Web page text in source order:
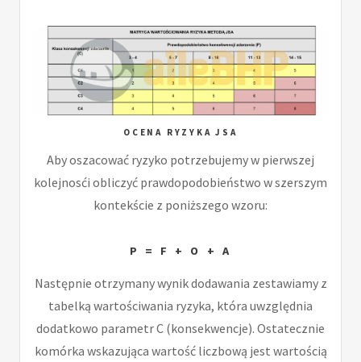
OCENA RYZYKA JSA
Aby oszacować ryzyko potrzebujemy w pierwszej
kolejnosći obliczyć prawdopodobieństwo w szerszym
kontekście z poniższego wzoru:
P = F + O + A
Następnie otrzymany wynik dodawania zestawiamy z
tabelką wartościwania ryzyka, która uwzględnia
dodatkowo parametr C (konsekwencje). Ostatecznie
komórka wskazująca wartość liczbową jest wartością